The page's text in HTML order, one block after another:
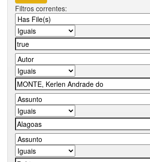
Filtros correntes: